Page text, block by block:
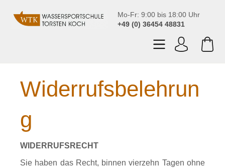
Mo-Fr: 9:00 bis 18:00 Uhr
+49 (0) 36454 48831
Widerrufsbelehrun
g
WIDERRUFSRECHT
Sie haben das Recht, binnen vierzehn Tagen ohne